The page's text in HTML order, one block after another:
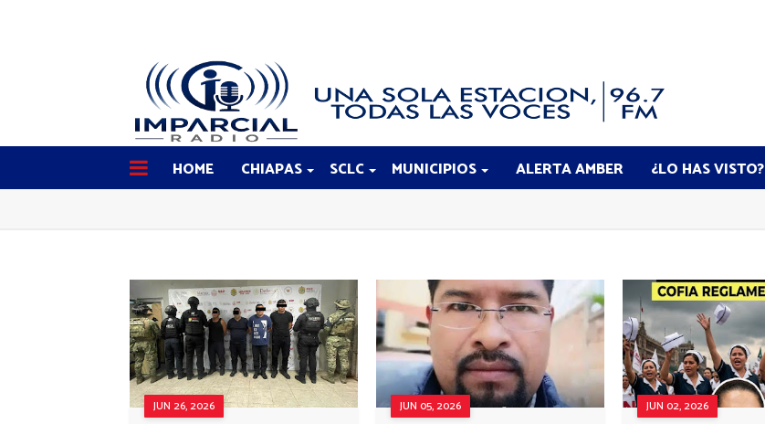
HOME CHIAPAS SCLC MUNICIPIOS ALERTA AMBER ¿LO HAS VISTO?
JUN 26, 2026 JUN 05, 2026 JUN 02, 2026